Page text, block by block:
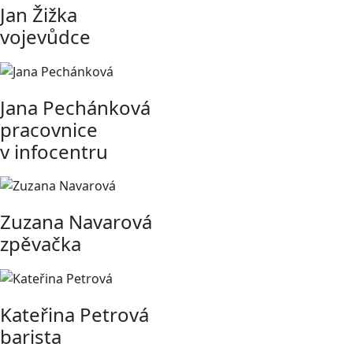
Jan Žižka
vojevůdce
Jana Pechánková
pracovnice
v infocentru
Zuzana Navarová
zpěvačka
Kateřina Petrová
barista